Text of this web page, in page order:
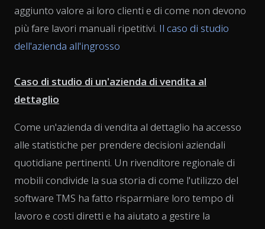
aggiunto valore ai loro clienti e di come non devono
più fare lavori manuali ripetitivi. Il caso di studio
dell'azienda all'ingrosso
Caso di studio di un'azienda di vendita al
dettaglio
Come un'azienda di vendita al dettaglio ha accesso
alle statistiche per prendere decisioni aziendali
quotidiane pertinenti. Un rivenditore regionale di
mobili condivide la sua storia di come l'utilizzo del
software TMS ha fatto risparmiare loro tempo di
lavoro e costi diretti e ha aiutato a gestire la